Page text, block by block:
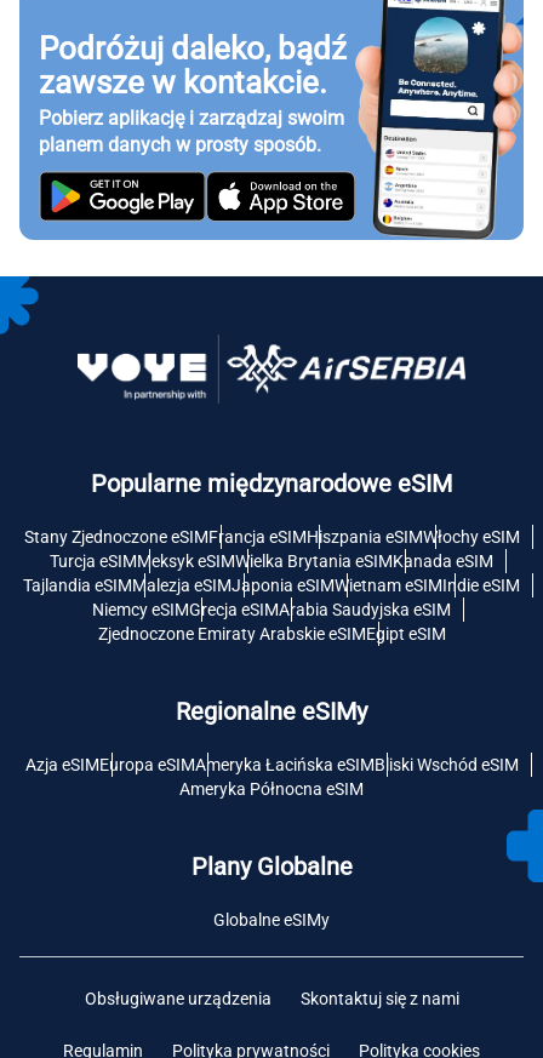
Podróżuj daleko, bądź
zawsze w kontakcie.
Pobierz aplikację i zarządzaj swoim
planem danych w prosty sposób.
Popularne międzynarodowe eSIM
Stany Zjednoczone eSIMFrancja eSIMHiszpania eSIMWłochy eSIM
Turcja eSIMMeksyk eSIMWielka Brytania eSIMKanada eSIM
Tajlandia eSIMMalezja eSIMJaponia eSIMWietnam eSIMIndie eSIM
Niemcy eSIMGrecja eSIMArabia Saudyjska eSIM
Zjednoczone Emiraty Arabskie eSIMEgipt eSIM
Regionalne eSIMy
Azja eSIMEuropa eSIMAmeryka Łacińska eSIMBliski Wschód eSIM
Ameryka Północna eSIM
Plany Globalne
Globalne eSIMy
Obsługiwane urządzenia Skontaktuj się z nami
Regulamin Polityka prywatności Polityka cookies